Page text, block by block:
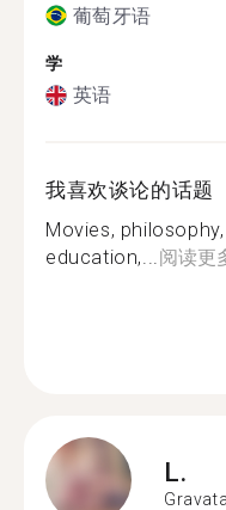
葡萄牙语
学
英语
我喜欢谈论的话题
Movies,
education,...阅读更
L.